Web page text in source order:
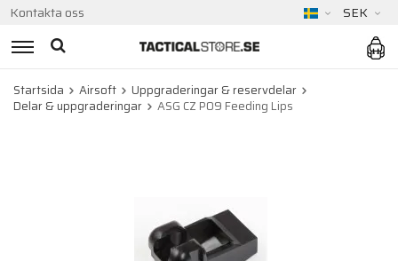
Kontakta oss SEK
Startsida Airsoft
Uppgraderingar & reservdelar
Delar & uppgraderingar
ASG CZ P09 Feeding Lips